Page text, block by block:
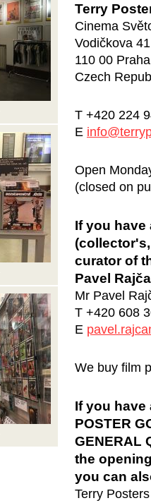
Terry
Cinema
Vodičkova 41
110 00
Czech
T +420 224
E info@
Open
(closed on
If you have
curator of
Pavel
Mr Pavel
T +420 608
E
We buy film
If you have
POSTER
GENERAL
the
you can
Terry Posters